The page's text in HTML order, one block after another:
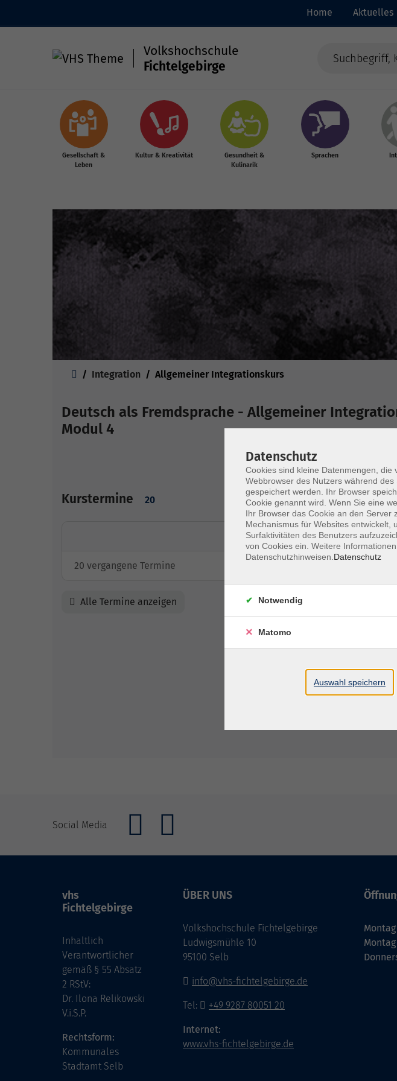
Home Aktuelles
Volkshochschule
Fichtelgebirge
Gesellschaft &
Leben
Kultur & Kreativität
Gesundheit &
Kulinarik
Sprachen
Integration Allgemeiner Integrationskurs
Deutsch als Fremdsprache - Allgemeiner
Modul 4
Kurstermine 20
Ort
20 vergangene Termine
Alle Termine anzeigen
Social Media
vhs
Fichtelgebirge
Inhaltlich
Verantwortlicher
gemäß § 55 Absatz
2 RStV:
Dr. Ilona Relikowski
V.i.S.P.
Rechtsform:
Kommunales
Stadtamt Selb
ÜBER UNS
Volkshochschule Fichtelgebirge
Ludwigsmühle 10
95100 Selb
info@vhs-fichtelgebirge.de
Tel: +49 9287 80051 20
Internet:
www.vhs-fichtelgebirge.de
Datenschutz
Cookies sind kleine Datenmengen,
Webbrowser des Nutzers während
gespeichert werden. Ihr Browser
Cookie genannt wird. Wenn Sie eine
Ihr Browser das Cookie an den Server
Mechanismus für Websites entwickelt,
Surfaktivitäten des Benutzers
von Cookies ein. Weitere
Datenschutzhinweisen. Datenschutz
Notwendig
Matomo
Auswahl speichern